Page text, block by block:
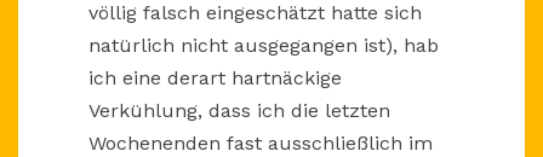
völlig falsch eingeschätzt hatte sich
natürlich nicht ausgegangen ist), hab
ich eine derart hartnäckige
Verkühlung, dass ich die letzten
Wochenenden fast ausschließlich im